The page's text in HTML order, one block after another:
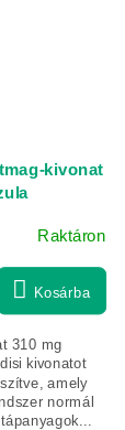
kivonat
Raktáron
Kosárba
310 mg
kivonatot
amely
normál